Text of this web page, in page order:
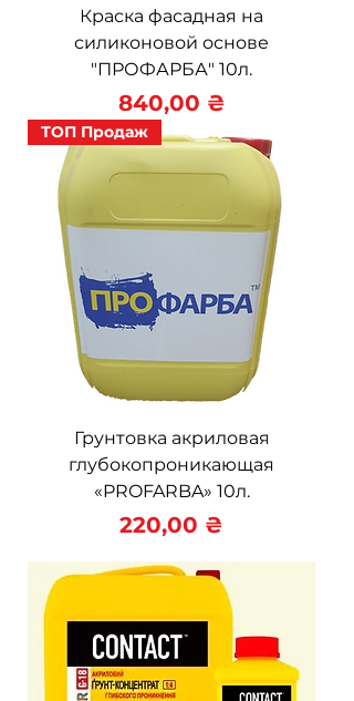
Краска фасадная на
силиконовой основе
"ПРОФАРБА" 10л.
Цена
840,00 ₴
ТОП Продаж
Грунтовка акриловая
глубокопроникающая
«PROFARBA» 10л.
Цена
220,00 ₴